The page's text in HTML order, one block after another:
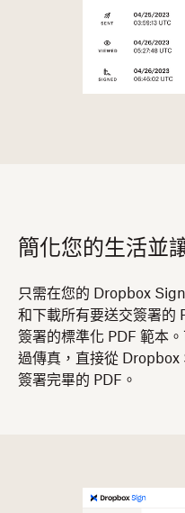
簡化您的生活並
只需在您的 Dropbox
和下載所有要送交簽署的
簽署的標準化 PDF 範本
過傳真，直接從 Dropbox
簽署完畢的 PDF。